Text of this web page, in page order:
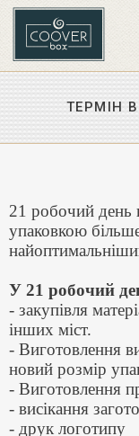
ТЕРМІН
21 робочий день
упаковкою
У 21 робочий
- закупівля
інших міст.
- Виготовлення
новий розмір
- Виготовлення
- висікання
- друк логотипу